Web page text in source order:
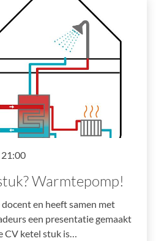
21:00
Warmtepomp!
en heeft samen met
een presentatie gemaakt
CV ketel stuk is…